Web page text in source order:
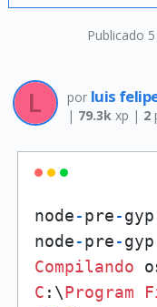
Publicado
por luis
| 79.3kxp | 2
node-pre-gyp
node-pre-gyp
Compilando
C :\Program